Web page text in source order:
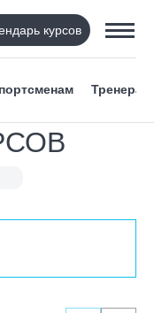
курсов
Тренерам